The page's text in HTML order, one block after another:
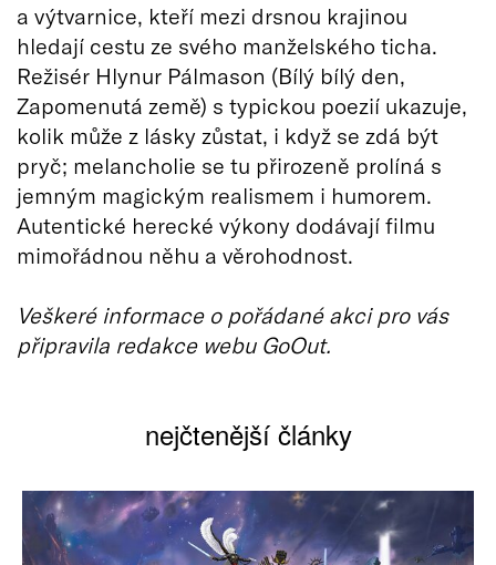
a výtvarnice, kteří mezi drsnou krajinou
hledají cestu ze svého manželského ticha.
Režisér Hlynur Pálmason (Bílý bílý den,
Zapomenutá země) s typickou poezií ukazuje,
kolik může z lásky zůstat, i když se zdá být
pryč; melancholie se tu přirozeně prolíná s
jemným magickým realismem i humorem.
Autentické herecké výkony dodávají filmu
mimořádnou něhu a věrohodnost.
Veškeré informace o pořádané akci pro vás
připravila redakce webu GoOut.
nejčtenější články